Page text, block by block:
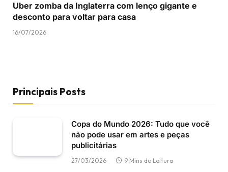
Uber zomba da Inglaterra com lenço gigante e
desconto para voltar para casa
16/07/2026
Principais Posts
Copa do Mundo 2026: Tudo que você
não pode usar em artes e peças
publicitárias
27/03/2026 9 Mins de Leitura